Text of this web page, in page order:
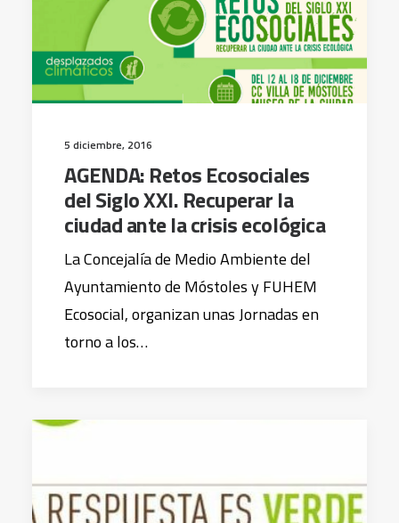
5 diciembre, 2016
AGENDA: Retos Ecosociales
del Siglo XXI. Recuperar la
ciudad ante la crisis ecológica
La Concejalía de Medio Ambiente del
Ayuntamiento de Móstoles y FUHEM
Ecosocial, organizan unas Jornadas en
torno a los…